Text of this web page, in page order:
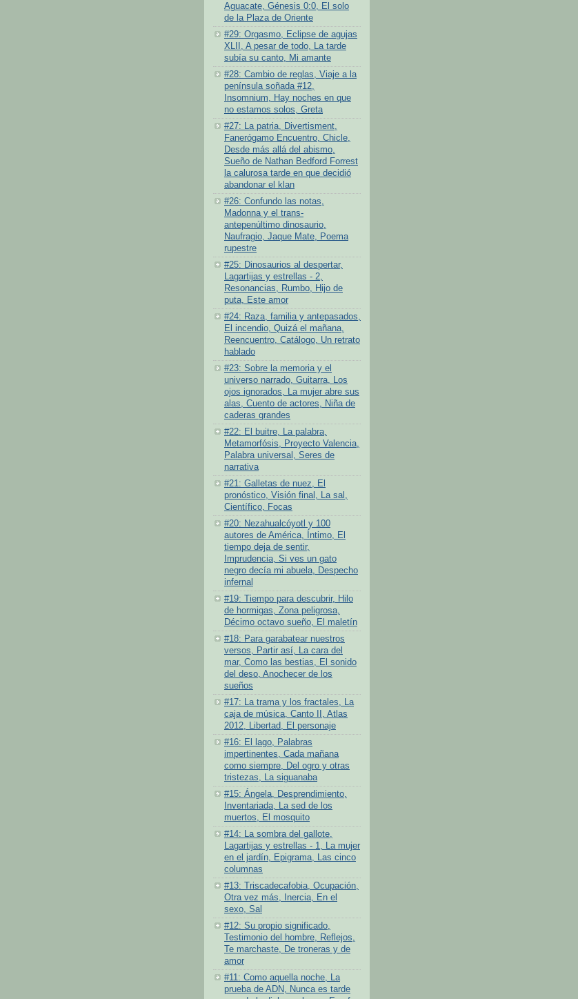
Aguacate, Génesis 0:0, El solo
de la Plaza de Oriente
#29: Orgasmo, Eclipse de agujas
XLII, A pesar de todo, La tarde
subía su canto, Mi amante
#28: Cambio de reglas, Viaje a la
península soñada #12,
Insomnium, Hay noches en que
no estamos solos, Greta
#27: La patria, Divertisment,
Fanerógamo Encuentro, Chicle,
Desde más allá del abismo,
Sueño de Nathan Bedford Forrest
la calurosa tarde en que decidió
abandonar el klan
#26: Confundo las notas,
Madonna y el trans-
antepenúltimo dinosaurio,
Naufragio, Jaque Mate, Poema
rupestre
#25: Dinosaurios al despertar,
Lagartijas y estrellas - 2,
Resonancias, Rumbo, Hijo de
puta, Este amor
#24: Raza, familia y antepasados,
El incendio, Quizá el mañana,
Reencuentro, Catálogo, Un retrato
hablado
#23: Sobre la memoria y el
universo narrado, Guitarra, Los
ojos ignorados, La mujer abre sus
alas, Cuento de actores, Niña de
caderas grandes
#22: El buitre, La palabra,
Metamorfósis, Proyecto Valencia,
Palabra universal, Seres de
narrativa
#21: Galletas de nuez, El
pronóstico, Visión final, La sal,
Científico, Focas
#20: Nezahualcóyotl y 100
autores de América, Íntimo, El
tiempo deja de sentir,
Imprudencia, Si ves un gato
negro decía mi abuela, Despecho
infernal
#19: Tiempo para descubrir, Hilo
de hormigas, Zona peligrosa,
Décimo octavo sueño, El maletín
#18: Para garabatear nuestros
versos, Partir así, La cara del
mar, Como las bestias, El sonido
del deso, Anochecer de los
sueños
#17: La trama y los fractales, La
caja de música, Canto II, Atlas
2012, Libertad, El personaje
#16: El lago, Palabras
impertinentes, Cada mañana
como siempre, Del ogro y otras
tristezas, La siguanaba
#15: Ángela, Desprendimiento,
Inventariada, La sed de los
muertos, El mosquito
#14: La sombra del gallote,
Lagartijas y estrellas - 1, La mujer
en el jardín, Epigrama, Las cinco
columnas
#13: Triscadecafobia, Ocupación,
Otra vez más, Inercia, En el
sexo, Sal
#12: Su propio significado,
Testimonio del hombre, Reflejos,
Te marchaste, De troneras y de
amor
#11: Como aquella noche, La
prueba de ADN, Nunca es tarde